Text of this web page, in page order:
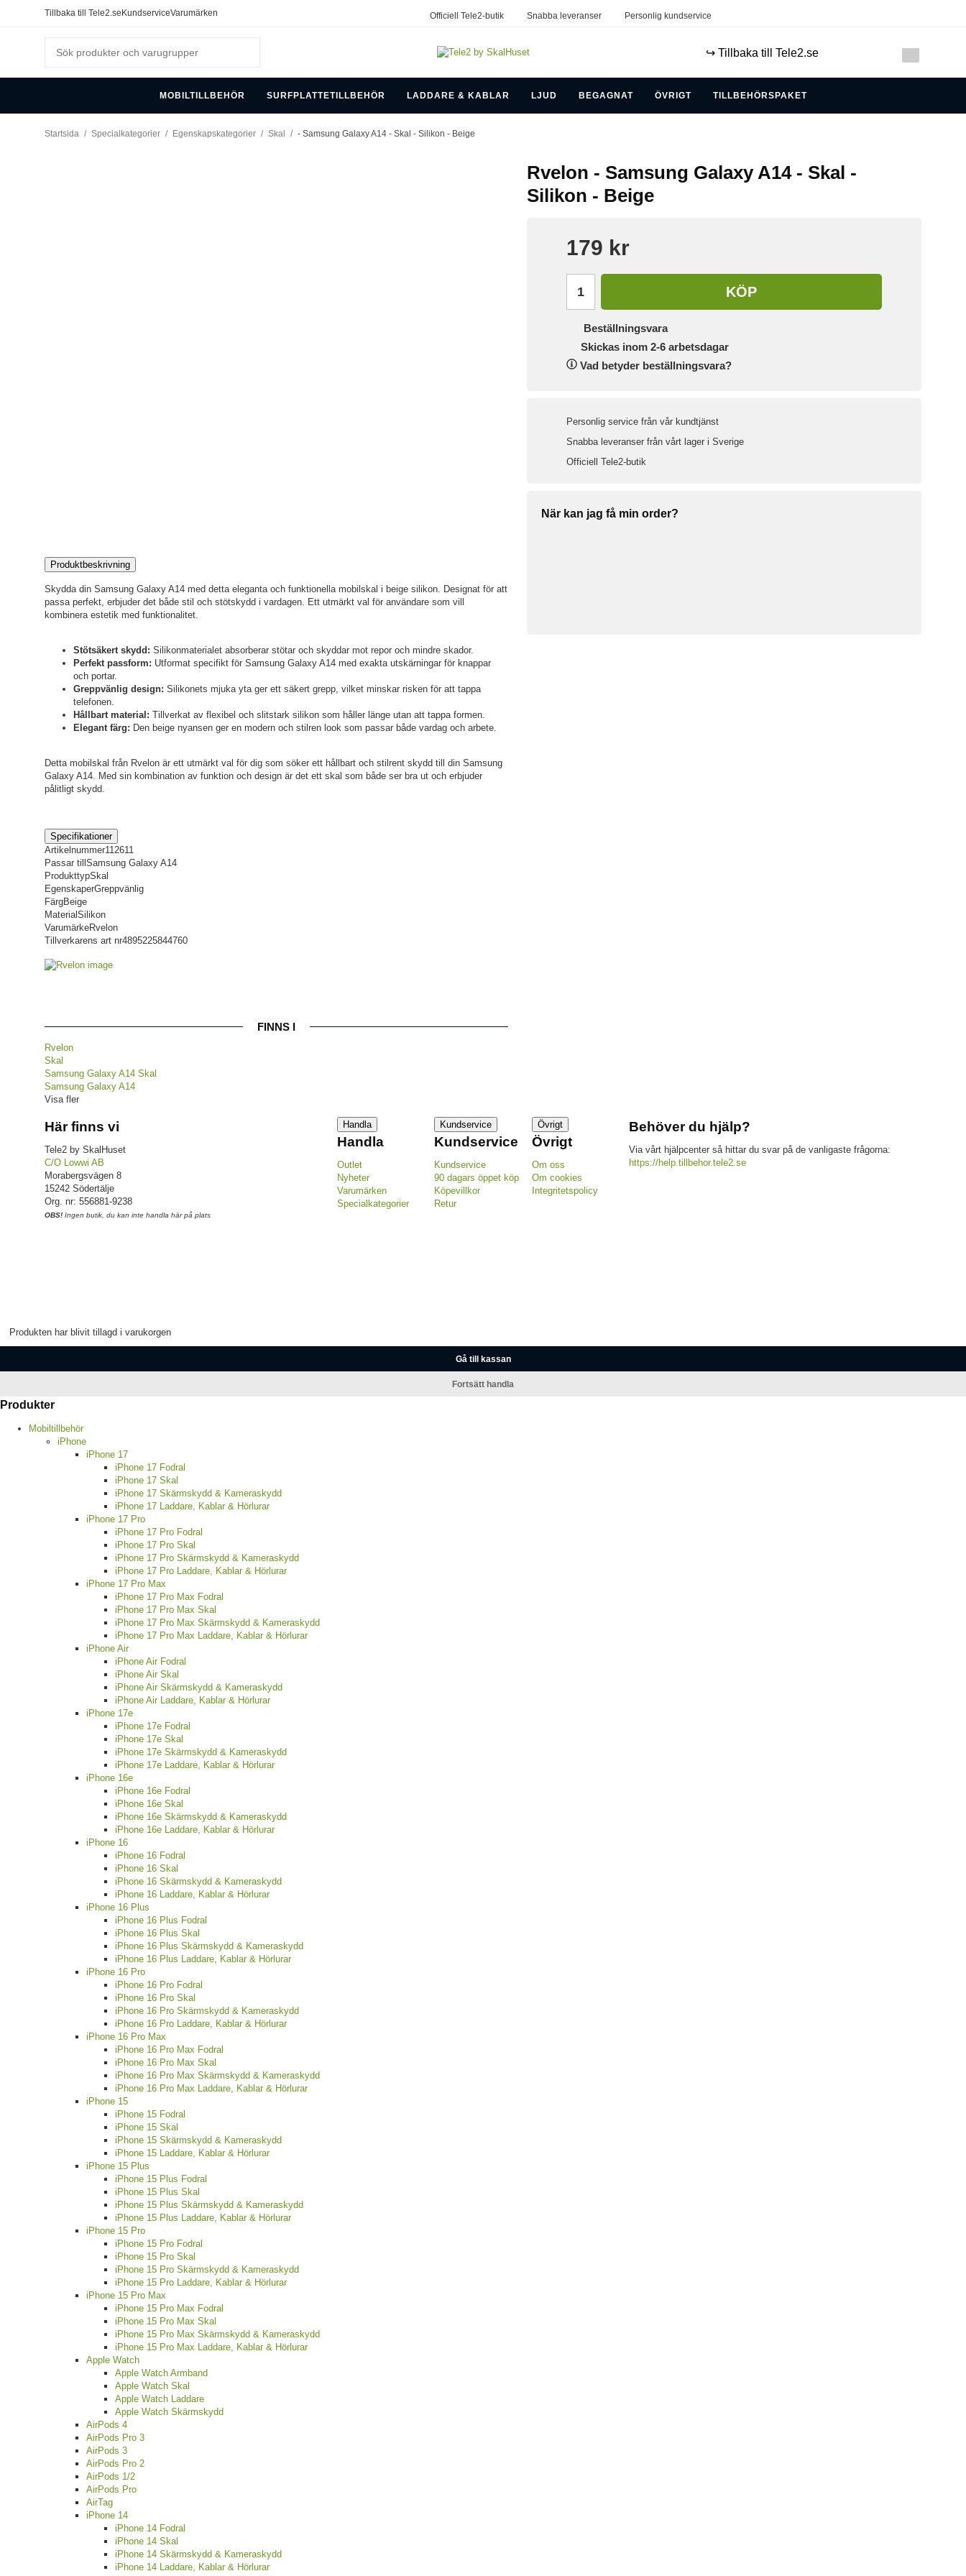
Tillbaka till Tele2.se KundserviceVarumärken Officiell Tele2-butik Snabba leveranser Personlig kundservice
↪️ Tillbaka till Tele2.se
MOBILTILLBEHÖR SURFPLATTETILLBEHÖR LADDARE & KABLAR LJUD BEGAGNAT ÖVRIGT TILLBEHÖRSPAKET
Startsida / Specialkategorier / Egenskapskategorier / Skal / - Samsung Galaxy A14 - Skal - Silikon - Beige
Rvelon - Samsung Galaxy A14 - Skal -
Silikon - Beige
179 kr
KÖP
Beställningsvara
Skickas inom 2-6 arbetsdagar
Vad betyder beställningsvara?
Personlig service från vår kundtjänst
Snabba leveranser från vårt lager i Sverige
Officiell Tele2-butik
När kan jag få min order?
Produktbeskrivning
Skydda din Samsung Galaxy A14 med detta eleganta och funktionella mobilskal i beige silikon. Designat för att
passa perfekt, erbjuder det både stil och stötskydd i vardagen. Ett utmärkt val för användare som vill
kombinera estetik med funktionalitet.
Stötsäkert skydd: Silikonmaterialet absorberar stötar och skyddar mot repor och mindre skador.
Perfekt passform: Utformat specifikt för Samsung Galaxy A14 med exakta utskärningar för knappar
och portar.
Greppvänlig design: Silikonets mjuka yta ger ett säkert grepp, vilket minskar risken för att tappa
telefonen.
Hållbart material: Tillverkat av flexibel och slitstark silikon som håller länge utan att tappa formen.
Elegant färg: Den beige nyansen ger en modern och stilren look som passar både vardag och arbete.
Detta mobilskal från Rvelon är ett utmärkt val för dig som söker ett hållbart och stilrent skydd till din Samsung
Galaxy A14. Med sin kombination av funktion och design är det ett skal som både ser bra ut och erbjuder
pålitligt skydd.
Specifikationer
Artikelnummer112611
Passar till Samsung Galaxy A14
ProdukttypSkal
EgenskaperGreppvänlig
FärgBeige
MaterialSilikon
VarumärkeRvelon
Tillverkarens art nr4895225844760
FINNS I
Rvelon
Skal
Samsung Galaxy A14 Skal
Samsung Galaxy A14
Visa fler
Här finns vi
Tele2 by SkalHuset
C/O Lowwi AB
Morabergsvägen 8
15242 Södertälje
Org. nr: 556881-9238
OBS! Ingen butik, du kan inte handla här på plats
Handla
Handla
Outlet
Nyheter
Varumärken
Specialkategorier
Kundservice
Kundservice
Kundservice
90 dagars öppet köp
Köpevillkor
Retur
Övrigt
Övrigt
Om oss
Om cookies
Integritetspolicy
Behöver du hjälp?
Via vårt hjälpcenter så hittar du svar på de vanligaste frågorna:
https://help.tillbehor.tele2.se
Produkten har blivit tillagd i varukorgen
Gå till kassan
Fortsätt handla
Produkter
Mobiltillbehör
iPhone
iPhone 17
iPhone 17 Fodral
iPhone 17 Skal
iPhone 17 Skärmskydd & Kameraskydd
iPhone 17 Laddare, Kablar & Hörlurar
iPhone 17 Pro
iPhone 17 Pro Fodral
iPhone 17 Pro Skal
iPhone 17 Pro Skärmskydd & Kameraskydd
iPhone 17 Pro Laddare, Kablar & Hörlurar
iPhone 17 Pro Max
iPhone 17 Pro Max Fodral
iPhone 17 Pro Max Skal
iPhone 17 Pro Max Skärmskydd & Kameraskydd
iPhone 17 Pro Max Laddare, Kablar & Hörlurar
iPhone Air
iPhone Air Fodral
iPhone Air Skal
iPhone Air Skärmskydd & Kameraskydd
iPhone Air Laddare, Kablar & Hörlurar
iPhone 17e
iPhone 17e Fodral
iPhone 17e Skal
iPhone 17e Skärmskydd & Kameraskydd
iPhone 17e Laddare, Kablar & Hörlurar
iPhone 16e
iPhone 16e Fodral
iPhone 16e Skal
iPhone 16e Skärmskydd & Kameraskydd
iPhone 16e Laddare, Kablar & Hörlurar
iPhone 16
iPhone 16 Fodral
iPhone 16 Skal
iPhone 16 Skärmskydd & Kameraskydd
iPhone 16 Laddare, Kablar & Hörlurar
iPhone 16 Plus
iPhone 16 Plus Fodral
iPhone 16 Plus Skal
iPhone 16 Plus Skärmskydd & Kameraskydd
iPhone 16 Plus Laddare, Kablar & Hörlurar
iPhone 16 Pro
iPhone 16 Pro Fodral
iPhone 16 Pro Skal
iPhone 16 Pro Skärmskydd & Kameraskydd
iPhone 16 Pro Laddare, Kablar & Hörlurar
iPhone 16 Pro Max
iPhone 16 Pro Max Fodral
iPhone 16 Pro Max Skal
iPhone 16 Pro Max Skärmskydd & Kameraskydd
iPhone 16 Pro Max Laddare, Kablar & Hörlurar
iPhone 15
iPhone 15 Fodral
iPhone 15 Skal
iPhone 15 Skärmskydd & Kameraskydd
iPhone 15 Laddare, Kablar & Hörlurar
iPhone 15 Plus
iPhone 15 Plus Fodral
iPhone 15 Plus Skal
iPhone 15 Plus Skärmskydd & Kameraskydd
iPhone 15 Plus Laddare, Kablar & Hörlurar
iPhone 15 Pro
iPhone 15 Pro Fodral
iPhone 15 Pro Skal
iPhone 15 Pro Skärmskydd & Kameraskydd
iPhone 15 Pro Laddare, Kablar & Hörlurar
iPhone 15 Pro Max
iPhone 15 Pro Max Fodral
iPhone 15 Pro Max Skal
iPhone 15 Pro Max Skärmskydd & Kameraskydd
iPhone 15 Pro Max Laddare, Kablar & Hörlurar
Apple Watch
Apple Watch Armband
Apple Watch Skal
Apple Watch Laddare
Apple Watch Skärmskydd
AirPods 4
AirPods Pro 3
AirPods 3
AirPods Pro 2
AirPods 1/2
AirPods Pro
AirTag
iPhone 14
iPhone 14 Fodral
iPhone 14 Skal
iPhone 14 Skärmskydd & Kameraskydd
iPhone 14 Laddare, Kablar & Hörlurar